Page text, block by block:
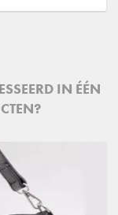
IN ÉÉN